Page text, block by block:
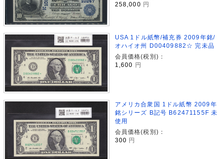
258,000 円
USA 1ドル紙幣/補充券 2009年銘/
オハイオ州 D00409882☆ 完未品
会員価格(税別)：
1,600 円
アメリカ合衆国 1ドル紙幣 2009年
銘シリーズ B記号 B62471155F 未
使用
会員価格(税別)：
300 円